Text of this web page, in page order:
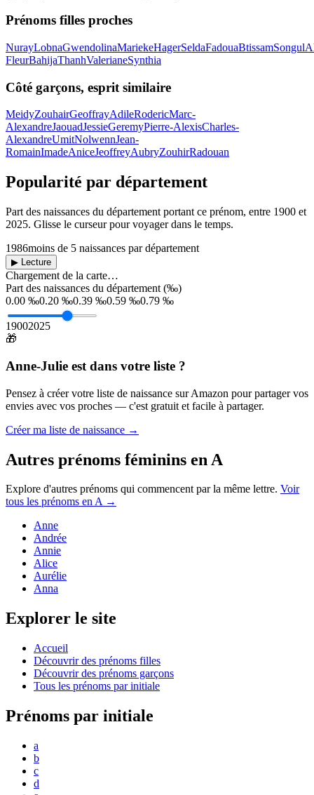
Prénoms filles proches
NurayLobnaGwendolinaMariekeHagerSeldaFadouaBtissamSongul
FleurBahijaThanhValerianeSynthia
Côté garçons, esprit similaire
MeidyZouhairGeoffrayAdileRodericMarc-
AlexandreJaouadJessieGeremyPierre-AlexisCharles-
AlexandreUmitNolwennJean-
RomainImadeAniceJeoffreyAubryZouhirRadouan
Popularité par département
Part des naissances du département portant ce prénom, entre 1900 et
2025. Glisse le curseur pour voyager dans le temps.
1986moins de 5 naissances par département
▶ Lecture
Chargement de la carte…
Part des naissances du département (‰)
0.00 ‰0.20 ‰0.39 ‰0.59 ‰0.79 ‰
19002025
🎁
Anne-Julie est dans votre liste ?
Pensez à créer votre liste de naissance sur Amazon pour partager vos
envies avec vos proches — c'est gratuit et facile à partager.
Créer ma liste de naissance →
Autres prénoms féminins en A
Explore d'autres prénoms qui commencent par la même lettre. Voir
tous les prénoms enA→
Anne
Andrée
Annie
Alice
Aurélie
Anna
Explorer le site
Accueil
Découvrir des prénoms filles
Découvrir des prénoms garçons
Tous les prénoms par initiale
Prénoms par initiale
a
b
c
d